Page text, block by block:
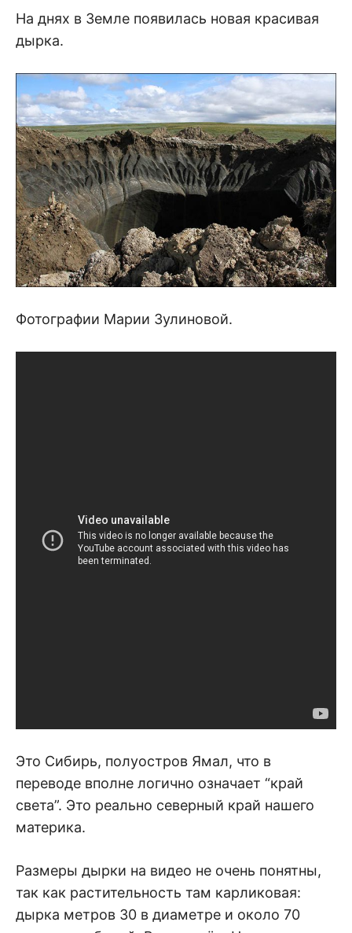
На днях в Земле появилась новая красивая
дырка.
Фотографии Марии Зулиновой.
Это Сибирь, полуостров Ямал, что в
переводе вполне логично означает “край
света”. Это реально северный край нашего
материка.
Размеры дырки на видео не очень понятны,
так как растительность там карликовая:
дырка метров 30 в диаметре и около 70